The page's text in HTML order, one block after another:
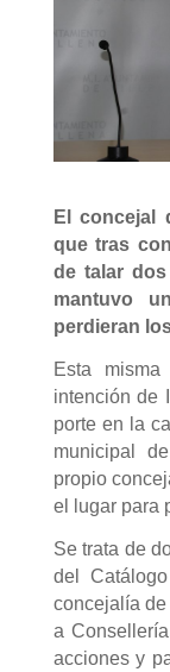
El concejal
que tras
de talar
mantuvo
perdieran
Esta
intención de
porte en la
municipal
propio
el lugar para
Se trata de
del
concejalía
a
acciones y